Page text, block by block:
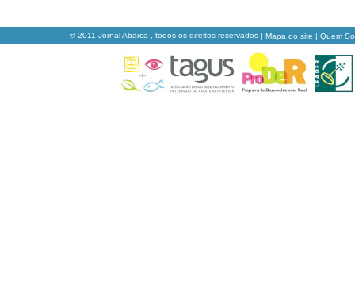
© 2011 Jornal Abarca , todos os direitos reservados | Mapa do site | Quem